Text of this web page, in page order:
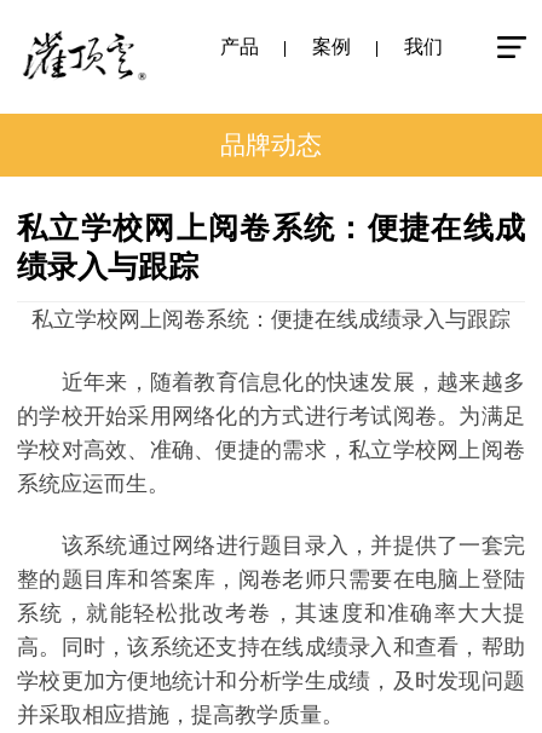
产品 案例 我们
品牌动态
私立学校网上阅卷系统：便捷在线成
绩录入与跟踪
私立学校网上阅卷系统：便捷在线成绩录入与跟踪
近年来，随着教育信息化的快速发展，越来越多
的学校开始采用网络化的方式进行考试阅卷。为满足
学校对高效、准确、便捷的需求，私立学校网上阅卷
系统应运而生。
该系统通过网络进行题目录入，并提供了一套完
整的题目库和答案库，阅卷老师只需要在电脑上登陆
系统，就能轻松批改考卷，其速度和准确率大大提
高。同时，该系统还支持在线成绩录入和查看，帮助
学校更加方便地统计和分析学生成绩，及时发现问题
并采取相应措施，提高教学质量。